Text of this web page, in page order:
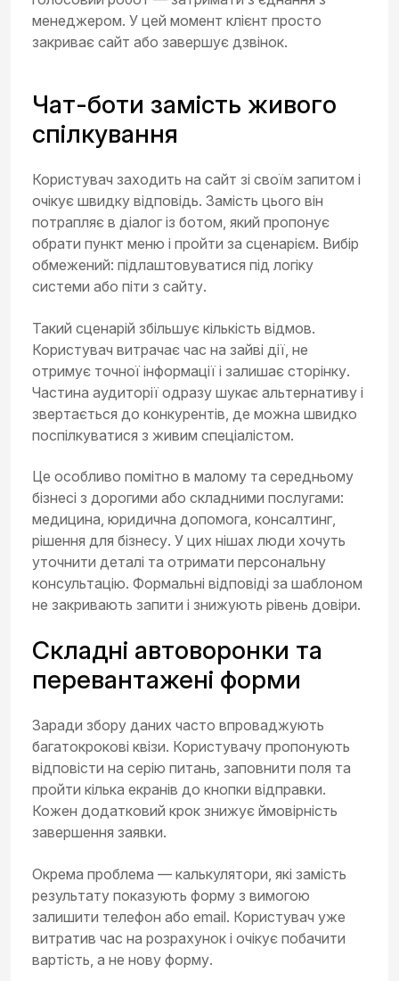
менеджером. У цей момент клієнт просто
закриває сайт або завершує дзвінок.
Чат-боти замість живого
спілкування
Користувач заходить на сайт зі своїм запитом і
очікує швидку відповідь. Замість цього він
потрапляє в діалог із ботом, який пропонує
обрати пункт меню і пройти за сценарієм. Вибір
обмежений: підлаштовуватися під логіку
системи або піти з сайту.
Такий сценарій збільшує кількість відмов.
Користувач витрачає час на зайві дії, не
отримує точної інформації і залишає сторінку.
Частина аудиторії одразу шукає альтернативу і
звертається до конкурентів, де можна швидко
поспілкуватися з живим спеціалістом.
Це особливо помітно в малому та середньому
бізнесі з дорогими або складними послугами:
медицина, юридична допомога, консалтинг,
рішення для бізнесу. У цих нішах люди хочуть
уточнити деталі та отримати персональну
консультацію. Формальні відповіді за шаблоном
не закривають запити і знижують рівень довіри.
Складні автоворонки та
перевантажені форми
Заради збору даних часто впроваджують
багатокрокові квізи. Користувачу пропонують
відповісти на серію питань, заповнити поля та
пройти кілька екранів до кнопки відправки.
Кожен додатковий крок знижує ймовірність
завершення заявки.
Окрема проблема — калькулятори, які замість
результату показують форму з вимогою
залишити телефон або email. Користувач уже
витратив час на розрахунок і очікує побачити
вартість, а не нову форму.